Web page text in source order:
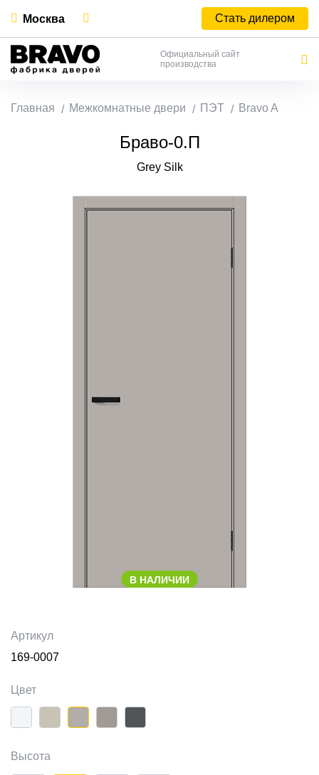
Москва Стать дилером
Официальный сайт
производства
Главная Межкомнатные двери ПЭТ Bravo A
Браво-0.П
Grey Silk
В НАЛИЧИИ
Артикул
169-0007
Цвет
Высота